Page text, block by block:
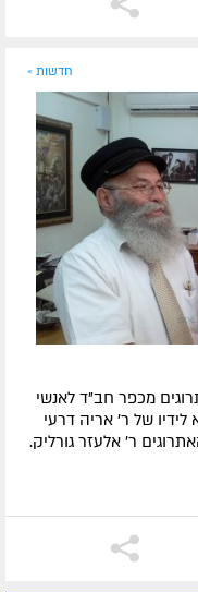
חדשות »
מכפר חב"ד לאנשי
של ר' אריה דרעי
ר' אלעזר גורליק.